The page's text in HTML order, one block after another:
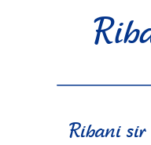
Ribani sir